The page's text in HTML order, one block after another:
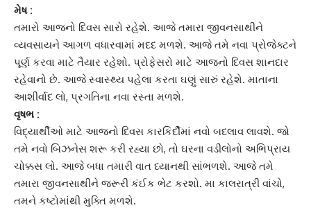
મેષ :
તમારો આજનો દિવસ સારો રહેશે. આજે તમારા જીવનસાથીને
વ્યવસાયને આગળ વધારવામાં મદદ મળશે. આજે તમે નવા પ્રોજેક્ટને
પૂર્ણ કરવા માટે તૈયાર રહેશો. પ્રોફેસરો માટે આજનો દિવસ શાનદાર
રહેવાનો છે. આજે સ્વાસ્થ્ય પહેલા કરતા ઘણું સારું રહેશે. માતાના
આશીર્વાદ લો, પ્રગતિના નવા રસ્તા મળશે.
વૃષભ :
વિદ્યાર્થીઓ માટે આજનો દિવસ કારકિર્દીમાં નવો બદલાવ લાવશે. જો
તમે નવો બિઝનેસ શરૂ કરી રહ્યા છો, તો ઘરના વડીલોનો અભિપ્રાય
ચોક્કસ લો. આજે બધા તમારી વાત ધ્યાનથી સાંભળશે. આજે તમે
તમારા જીવનસાથીને જરૂરી કંઈક ભેટ કરશો. મા કાલરાત્રી વાંચો,
તમને કષ્ટોમાંથી મુક્તિ મળશે.